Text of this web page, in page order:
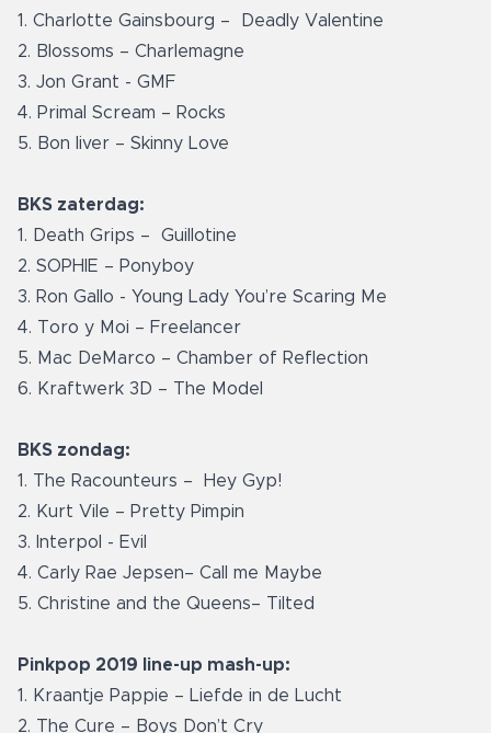
1. Charlotte Gainsbourg – Deadly Valentine
2. Blossoms – Charlemagne
3. Jon Grant - GMF
4. Primal Scream – Rocks
5. Bon Iiver – Skinny Love
BKS zaterdag:
1. Death Grips – Guillotine
2. SOPHIE – Ponyboy
3. Ron Gallo - Young Lady You’re Scaring Me
4. Toro y Moi – Freelancer
5. Mac DeMarco – Chamber of Reflection
6. Kraftwerk 3D – The Model
BKS zondag:
1. The Racounteurs – Hey Gyp!
2. Kurt Vile – Pretty Pimpin
3. Interpol - Evil
4. Carly Rae Jepsen– Call me Maybe
5. Christine and the Queens– Tilted
Pinkpop 2019 line-up mash-up:
1. Kraantje Pappie – Liefde in de Lucht
2. The Cure – Boys Don’t Cry